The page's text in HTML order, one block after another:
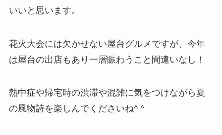
いいと思います。
花火大会には欠かせない屋台グルメですが、今年
は屋台の出店もあり一層賑わうこと間違いなし！
熱中症や帰宅時の渋滞や混雑に気をつけながら夏
の風物詩を楽しんでくださいね^ ^